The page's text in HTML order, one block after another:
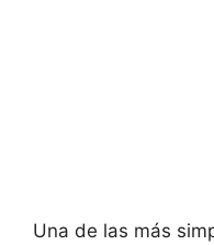
Una de las más